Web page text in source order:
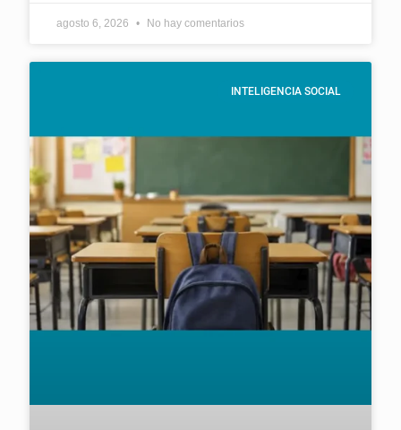
agosto 6, 2026 No hay comentarios
INTELIGENCIA SOCIAL